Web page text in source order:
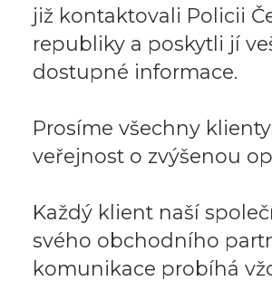
již kontaktovali Policii
republiky a poskytli jí
dostupné informace.
Prosíme všechny
veřejnost o zvýšenou
Každý klient naší
svého obchodního
komunikace probíhá